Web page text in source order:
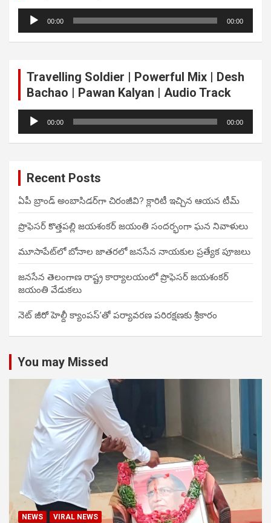
Audio
Player
00:00 00:00
Travelling Soldier | Powerful Mix | Desh
Bachao | Pawan Kalyan | Audio Track
Audio
Player
00:00 00:00
Recent Posts
ఏపీ బ్రాండ్ అంబాసిడర్‌గా చిరంజీవి? క్లారిటీ ఇచ్చిన ఆయన టీమ్
ప్రొఫెసర్ కొత్తపల్లి జయశంకర్ జయంతి సందర్భంగా ఘన నివాళులు
మూసాపేట్‌లో బోనాల జాతరలో జనసేన నాయకుల ప్రత్యేక పూజలు
జనసేన తెలంగాణ రాష్ట్ర కార్యాలయంలో ప్రొఫెసర్ జయశంకర్
జయంతి వేడుకలు
నెట్ జీరో హెల్దీ క్యాంపస్’తో పర్యావరణ పరిరక్షణకు శ్రీకారం
You may Missed
NEWS VIRAL NEWS